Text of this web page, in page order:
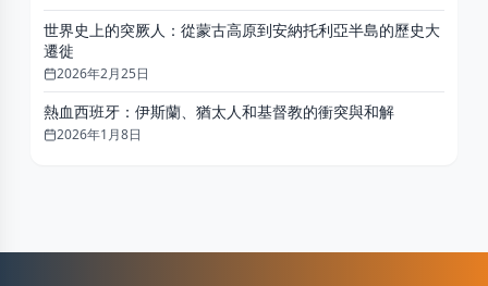
世界史上的突厥人：從蒙古高原到安納托利亞半島的歷史大
遷徙
2026年2月25日
熱血西班牙：伊斯蘭、猶太人和基督教的衝突與和解
2026年1月8日